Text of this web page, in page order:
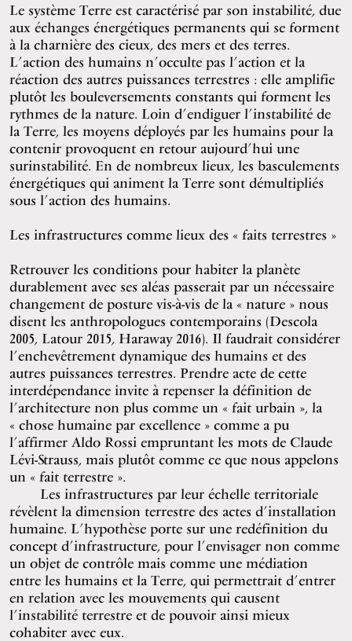
Le système Terre est caractérisé par son instabilité, due
aux échanges énergétiques permanents qui se forment
à la charnière des cieux, des mers et des terres.
L’action des humains n’occulte pas l’action et la
réaction des autres puissances terrestres : elle amplifie
plutôt les bouleversements constants qui forment les
rythmes de la nature. Loin d’endiguer l’instabilité de
la Terre, les moyens déployés par les humains pour la
contenir provoquent en retour aujourd’hui une
surinstabilité. En de nombreux lieux, les basculements
énergétiques qui animent la Terre sont démultipliés
sous l’action des humains.
Les infrastructures comme lieux des « faits terrestres »
Retrouver les conditions pour habiter la planète
durablement avec ses aléas passerait par un nécessaire
changement de posture vis-à-vis de la « nature » nous
disent les anthropologues contemporains (Descola
2005, Latour 2015, Haraway 2016). Il faudrait considérer
l’enchevêtrement dynamique des humains et des
autres puissances terrestres. Prendre acte de cette
interdépendance invite à repenser la définition de
l’architecture non plus comme un « fait urbain », la
« chose humaine par excellence » comme a pu
l’affirmer Aldo Rossi empruntant les mots de Claude
Lévi-Strauss, mais plutôt comme ce que nous appelons
un « fait terrestre ».
Les infrastructures par leur échelle territoriale
révèlent la dimension terrestre des actes d’installation
humaine. L’hypothèse porte sur une redéfinition du
concept d’infrastructure, pour l’envisager non comme
un objet de contrôle mais comme une médiation
entre les humains et la Terre, qui permettrait d’entrer
en relation avec les mouvements qui causent
l’instabilité terrestre et de pouvoir ainsi mieux
cohabiter avec eux.